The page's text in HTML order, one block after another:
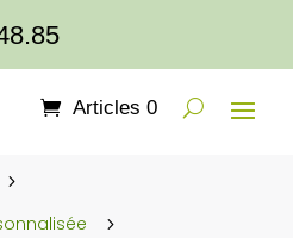
Articles 0
5
5